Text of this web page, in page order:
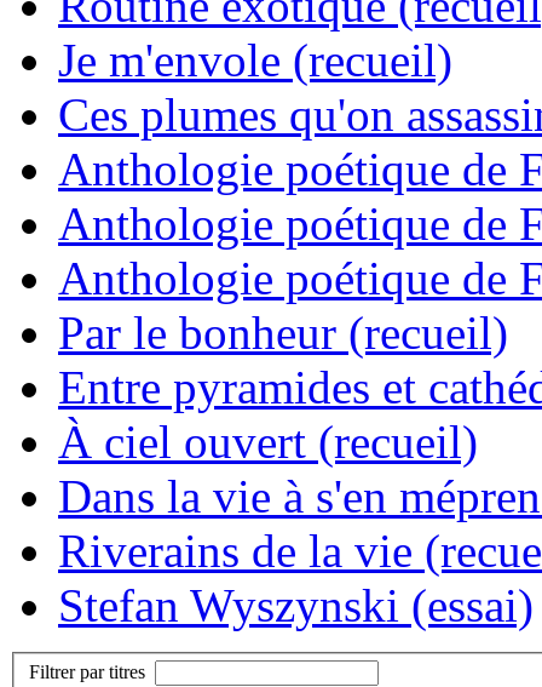
Je m'envole (recueil)
Ces plumes qu'on
Anthologie poétique de
Anthologie poétique de
Anthologie poétique de
Par le bonheur (recueil)
Entre pyramides et
À ciel ouvert (recueil)
Dans la vie à s'en
Riverains de la vie
Stefan Wyszynski (essai)
Filtrer par titres